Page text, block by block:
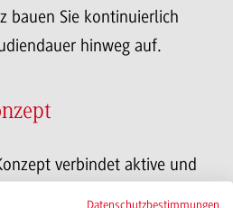
bauen Sie kontinuierlich
hinweg auf.
verbindet aktive und
Datenschutzbestimmungen